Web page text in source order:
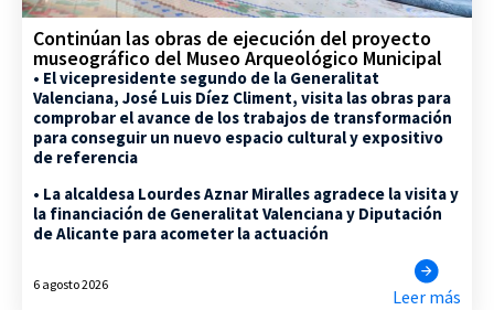
Continúan las obras de ejecución del proyecto
museográfico del Museo Arqueológico Municipal
• El vicepresidente segundo de la Generalitat
Valenciana, José Luis Díez Climent, visita las obras para
comprobar el avance de los trabajos de transformación
para conseguir un nuevo espacio cultural y expositivo
de referencia
• La alcaldesa Lourdes Aznar Miralles agradece la visita y
la financiación de Generalitat Valenciana y Diputación
de Alicante para acometer la actuación
6 agosto 2026
Leer más